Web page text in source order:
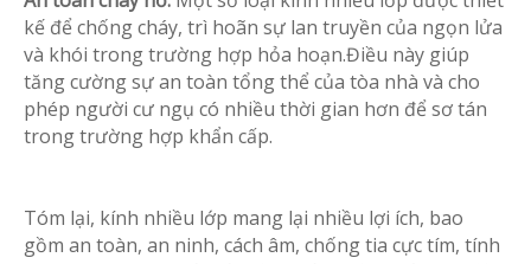
kế để chống cháy, trì hoãn sự lan truyền của ngọn lửa
và khói trong trường hợp hỏa hoạn.Điều này giúp
tăng cường sự an toàn tổng thể của tòa nhà và cho
phép người cư ngụ có nhiều thời gian hơn để sơ tán
trong trường hợp khẩn cấp.
Tóm lại, kính nhiều lớp mang lại nhiều lợi ích, bao
gồm an toàn, an ninh, cách âm, chống tia cực tím, tính